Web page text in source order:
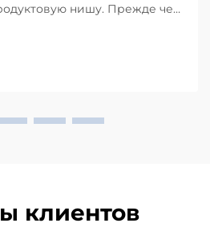
нишу. Прежде чем
потребителей.
клиентов